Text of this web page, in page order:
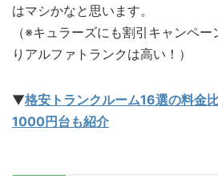
はマシかなと思います。
（※キュラーズにも割引キャンペ
りアルファトランクは高い！）
▼格安トランクルーム16選の料金
1000円台も紹介